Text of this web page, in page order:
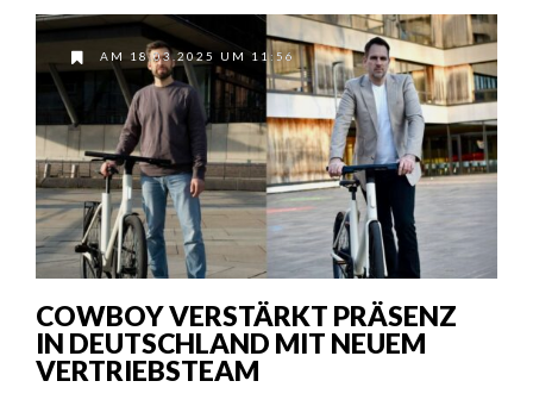
AM 18.03.2025 UM 11:56
COWBOY VERSTÄRKT PRÄSENZ
IN DEUTSCHLAND MIT NEUEM
VERTRIEBSTEAM